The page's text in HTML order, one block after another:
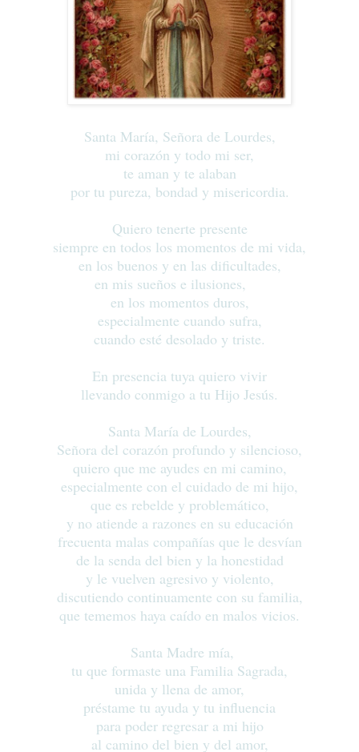
Santa María, Señora de Lourdes,
mi corazón y todo mi ser,
te aman y te alaban
por tu pureza, bondad y misericordia.
Quiero tenerte presente
siempre en todos los momentos de mi vida,
en los buenos y en las dificultades,
en mis sueños e ilusiones,
en los momentos duros,
especialmente cuando sufra,
cuando esté desolado y triste.
En presencia tuya quiero vivir
llevando conmigo a tu Hijo Jesús.
Santa María de Lourdes,
Señora del corazón profundo y silencioso,
quiero que me ayudes en mi camino,
especialmente con el cuidado de mi hijo,
que es rebelde y problemático,
y no atiende a razones en su educación
frecuenta malas compañías que le desvían
de la senda del bien y la honestidad
y le vuelven agresivo y violento,
discutiendo continuamente con su familia,
que tememos haya caído en malos vicios.
Santa Madre mía,
tu que formaste una Familia Sagrada,
unida y llena de amor,
préstame tu ayuda y tu influencia
para poder regresar a mi hijo
al camino del bien y del amor,